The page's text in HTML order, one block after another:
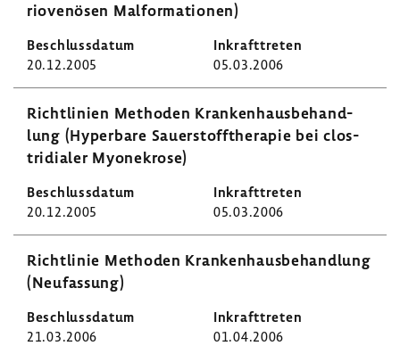
rio­ve­nösen Malfor­ma­tionen)
20.12.2005 05.03.2006
Richt­li­nien Methoden Kran­ken­haus­be­hand­
lung (Hyper­bare Sauer­stoff­the­rapie bei clos­
tri­dialer Myone­krose)
20.12.2005 05.03.2006
Richt­linie Methoden Kran­ken­haus­be­hand­lung
(Neufas­sung)
21.03.2006 01.04.2006